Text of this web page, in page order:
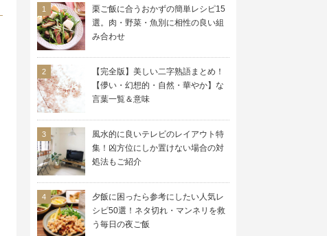
栗ご飯に合うおかずの簡単レシピ15
選。肉・野菜・魚別に相性の良い組
み合わせ
【完全版】美しい二字熟語まとめ！
【儚い・幻想的・自然・華やか】な
言葉一覧＆意味
風水的に良いテレビのレイアウト特
集！凶方位にしか置けない場合の対
処法もご紹介
夕飯に困ったら参考にしたい人気レ
シピ50選！ネタ切れ・マンネリを救
う毎日の夜ご飯